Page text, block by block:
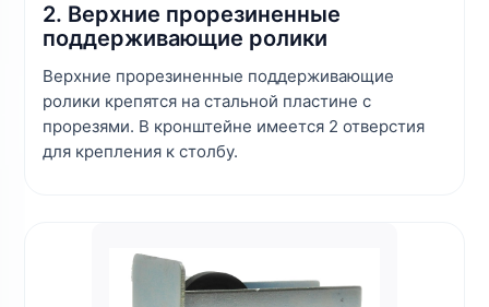
2. Верхние прорезиненные
поддерживающие ролики
Верхние прорезиненные поддерживающие
ролики крепятся на стальной пластине с
прорезями. В кронштейне имеется 2 отверстия
для крепления к столбу.